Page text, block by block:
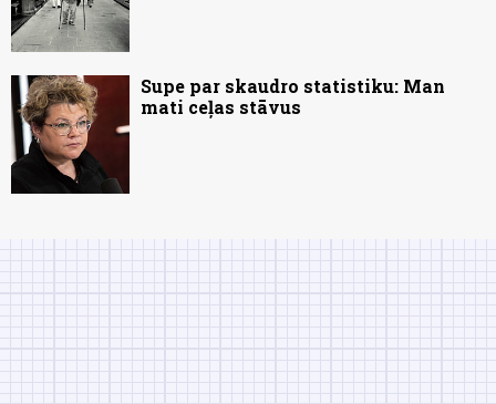
Supe par skaudro statistiku: Man
mati ceļas stāvus